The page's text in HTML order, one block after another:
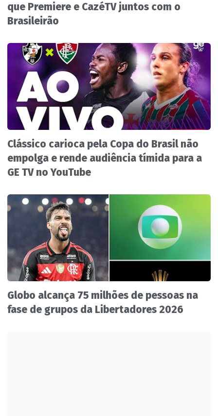
que Premiere e CazéTV juntos com o
Brasileirão
Clássico carioca pela Copa do Brasil não
empolga e rende audiência tímida para a
GE TV no YouTube
Globo alcança 75 milhões de pessoas na
fase de grupos da Libertadores 2026